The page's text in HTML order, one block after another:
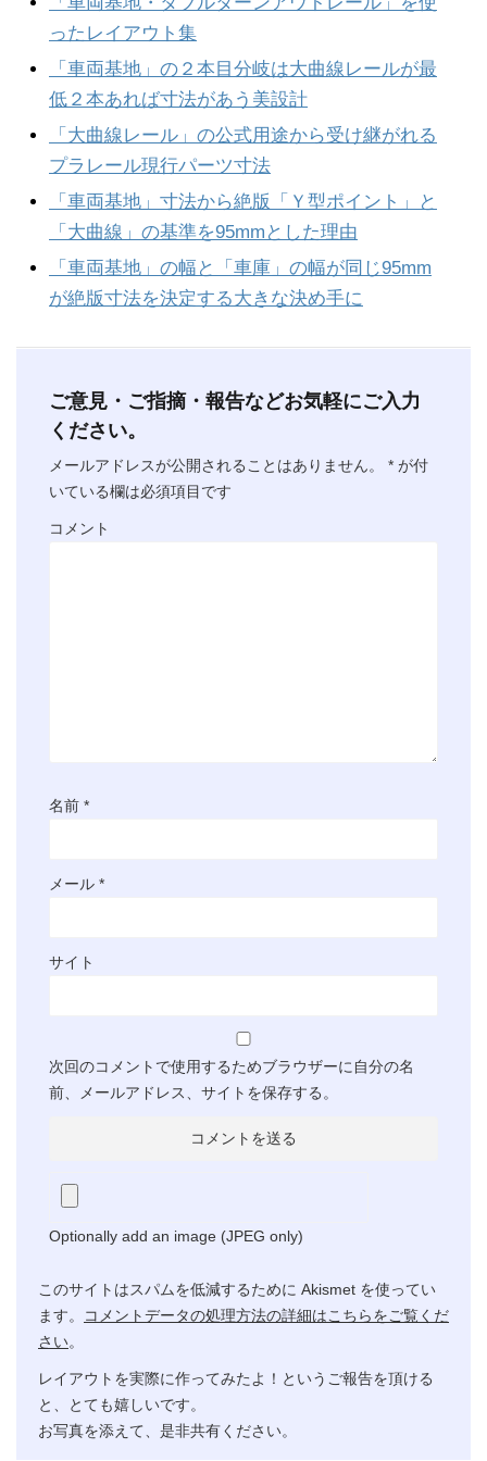
ったレイアウト集
「車両基地」の２本目分岐は大曲線レールが最
低２本あれば寸法があう美設計
「大曲線レール」の公式用途から受け継がれる
プラレール現行パーツ寸法
「車両基地」寸法から絶版「Ｙ型ポイント」と
「大曲線」の基準を95mmとした理由
「車両基地」の幅と「車庫」の幅が同じ95mm
が絶版寸法を決定する大きな決め手に
ご意見・ご指摘・報告などお気軽にご入力
ください。
メールアドレスが公開されることはありません。 * が付
いている欄は必須項目です
コメント
名前 *
メール *
サイト
次回のコメントで使用するためブラウザーに自分の名
前、メールアドレス、サイトを保存する。
Optionally add an image (JPEG only)
このサイトはスパムを低減するために Akismet を使ってい
ます。
コメントデータの処理方法の詳細はこちらをご覧くだ
さい。
レイアウトを実際に作ってみたよ！というご報告を頂ける
と、とても嬉しいです。
お写真を添えて、是非共有ください。